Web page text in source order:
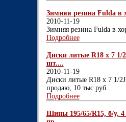
Зимняя резина Fulda в
2010-11-19
Зимняя резина Fulda в
Подробнее
Диски литые R18 х 7 1/
шт....
2010-11-19
Диски литые R18 х 7 1/
продаю, 10 тыс.руб.
Подробнее
Шины 195/65/R15, б/у, 4